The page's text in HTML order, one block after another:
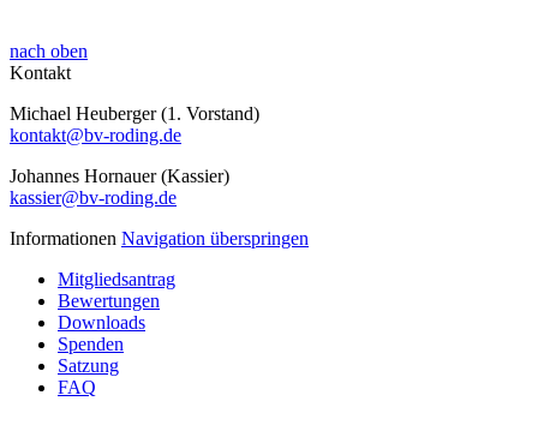
nach oben
Kontakt
Michael Heuberger (1. Vorstand)
kontakt@bv-roding.de
Johannes Hornauer (Kassier)
kassier@bv-roding.de
Informationen Navigation überspringen
Mitgliedsantrag
Bewertungen
Downloads
Spenden
Satzung
FAQ